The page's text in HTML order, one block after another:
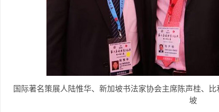
国际著名策展人陆惟华、新加坡书法家协会主席陈声桂、
坡